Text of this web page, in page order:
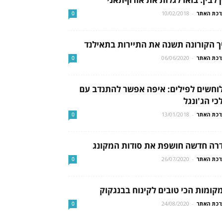
האתר -
10/02/2018
0
הקורונה תשנה את התיירות בתאילנד
האתר -
06/06/2020
0
לפילים: איפה אפשר להתנדב עם
הג'ונגל
האתר -
13/01/2018
0
חדשה חושפת את סודות המקונג
האתר -
26/07/2020
0
הכי טובים לקינוח בבנגקוק
האתר -
24/08/2020
0